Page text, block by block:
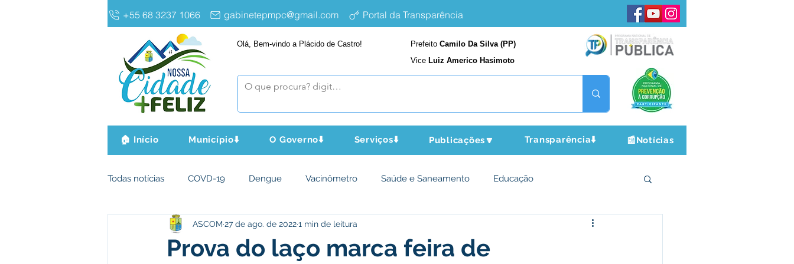
+55 68 3237 1066 gabinetepmpc@gmail.com Portal da Transparência
Olá, Bem-vindo a Plácido de Castro! Prefeito Camilo Da Silva (PP)
Vice Luiz Americo Hasimoto
🏠 Início Município⬇️ O Governo⬇️ Serviços⬇️ Publicações🔽 Transparência⬇️ 📰Notícias
Todas notícias COVD-19 Dengue Vacinômetro Saúde e Saneamento Educação
Infraestrutura e Obras Agricultura e Meio Ambiente
Prova do laço marca feira de
ASCOM 27 de ago. de 20221 min de leitura